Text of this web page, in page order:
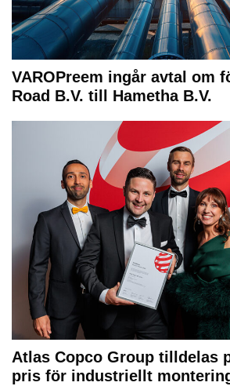
VAROPreem ingår avtal om
Road B.V. till Hametha B.V.
Atlas Copco Group tilldelas
pris för industriellt